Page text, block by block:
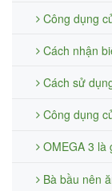
Công dụng
Cách nhận
Cách sử
Công dụng
OMEGA 3 là
Bà bầu nên